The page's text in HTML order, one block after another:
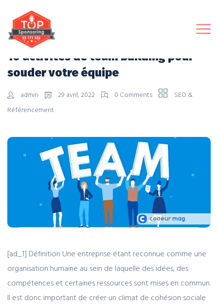
10 activités de team building pour
souder votre équipe
admin 29 avril, 2022 0 Comments
SEO &
Référencement
[ad_1] Définition Une entreprise étant reconnue comme une
organisation humaine au sein de laquelle des idées, des
compétences et certaines ressources sont mises en commun.
Il est donc important de créer un climat de cohésion sociale